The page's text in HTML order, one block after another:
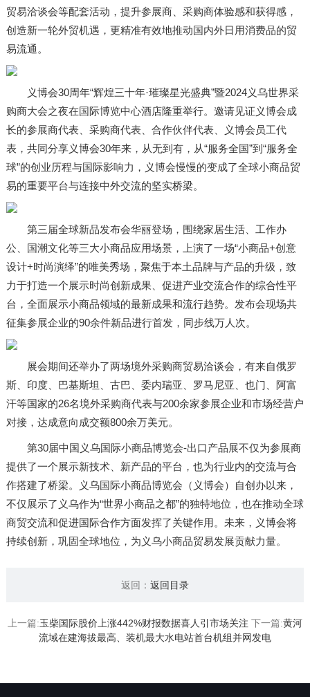
贸易洽谈会等配套活动，提升参展商、采购商体验感和获得感，
创造新一轮外贸机遇，更精准有效地推动国内外日用消费品的贸
易流通。
义博会30周年“辉煌三十年·璀璨星光盛典”暨2024义乌世界采
购商大会之夜在国际博览中心酒店隆重举行。邀请见证义博会成
长的参展商代表、采购商代表、合作伙伴代表、义博会员工代
表，共同分享义博会30年来，从无到有，从“服务全国”到“服务全
球”的创业历程与国际影响力，义博会慢慢的变成了全球小商品贸
易的重要平台与连接中外交流的坚实桥梁。
第三届全球新品发布会华丽登场，围绕家居生活、工作办
公、国潮文化等三大小商品应用场景，上演了一场“小商品+创意
设计+时尚演绎”的唯美秀场，聚焦于本土品牌与产品的升级，致
力于打造一个展示时尚创新成果、促进产业交流合作的综合性平
台，全面展示小商品领域的最新成果和流行趋势。发布会现场共
征集参展企业的90余件新品进行首发，同步线万人次。
展会期间还举办了两场境外采购商贸易洽谈会，有来自俄罗
斯、印度、巴基斯坦、古巴、委内瑞亚、罗马尼亚、也门、阿富
汗等国家的26名境外采购商代表与200余家参展企业和市场经营户
对接，达成意向成交额800余万美元。
第30届中国义乌国际小商品博览会-出口产品展不仅为参展商
提供了一个展示新技术、新产品的平台，也为行业内的交流与合
作搭建了桥梁。义乌国际小商品博览会（义博会）自创办以来，
不仅展示了义乌作为“世界小商品之都”的独特地位，也在推动全球
商贸交流和促进国际合作方面发挥了关键作用。未来，义博会将
持续创新，巩固全球地位，为义乌小商品贸易发展贡献力量。
返回： 返回目录
上一篇:玉柴国际股价上涨442%财报数据喜人引市场关注 下一篇:黄河
流域在建海拔最高、装机最大水电站首台机组并网发电